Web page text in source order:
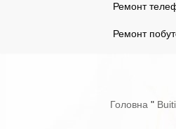
Ремонт
Ремонт
Головна "